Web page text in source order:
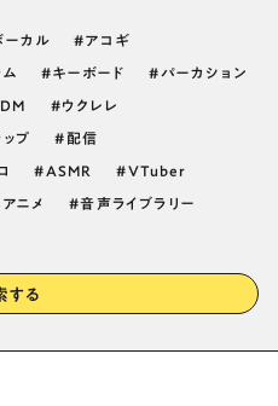
ーカル アコギ
ム キーボード パーカション
ウクレレ
ップ 配信
ASMR VTuber
アニメ 音声ライブラリー
する